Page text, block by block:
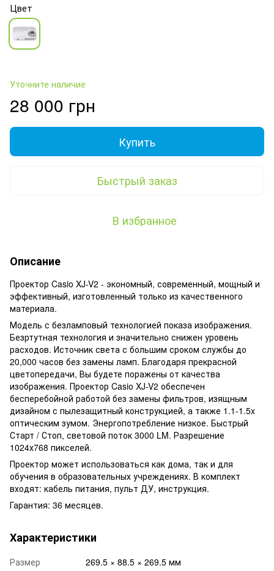
Цвет
Уточните наличие
28 000 грн
Купить
Быстрый заказ
В избранное
Описание
Проектор Casio XJ-V2 - экономный, современный, мощный и
эффективный, изготовленный только из качественного
материала.
Модель с безламповый технологией показа изображения.
Безртутная технология и значительно снижен уровень
расходов. Источник света с большим сроком службы до
20,000 часов без замены ламп. Благодаря прекрасной
цветопередачи, Вы будете поражены от качества
изображения. Проектор Casio XJ-V2 обеспечен
бесперебойной работой без замены фильтров, изящным
дизайном с пылезащитный конструкцией, а также 1.1-1.5x
оптическим зумом. Энергопотребление низкое. Быстрый
Старт / Стоп, световой поток 3000 LM. Разрешение
1024х768 пикселей.
Проектор может использоваться как дома, так и для
обучения в образовательных учреждениях. В комплект
входят: кабель питания, пульт ДУ, инструкция.
Гарантия: 36 месяцев.
Характеристики
Размер
269.5 × 88.5 × 269.5 мм